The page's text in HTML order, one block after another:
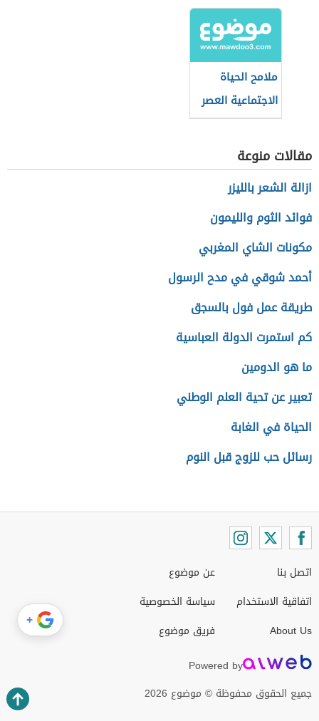
ملامح الحياة
الاجتماعية العصر
الجاهلي
مقالات منوعة
ازالة الشعر بالليزر
فوائد الثوم والليمون
مكونات الشاي المغربي
أحمد شوقي في مدح الرسول
طريقة عمل فول بالسجق
كم استمرت الدولة العباسية
ما هو الدومين
تعبير عن تحية العلم الوطني
الحياة في الغابة
رسائل حب للزوج قبل النوم
اتصل بنا
اتفاقية الاستخدام
About Us
عن موضوع
سياسة الخصوصية
فريق موضوع
Powered by
جميع الحقوق محفوظة © موضوع 2026
+